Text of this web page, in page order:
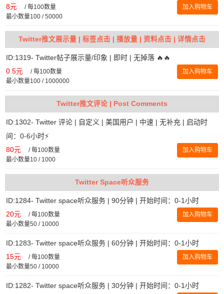
8元 /每100数量
最小数量100 / 50000
加入购物车
Twitter推文展示量 | 标签点击 | 播放量 | 资料点击 | 详情点击
ID:1319- Twitter帖子展示量/印象 | 即时 | 无掉落 🔥🔥
0.5元 /每100数量
最小数量100 / 1000000
加入购物车
Twitter推文评论 | Post Comments
ID:1302- Twitter 评论 | 自定义 | 美国用户 | 中速 | 无补充 | 启动时
间：0-6小时⚡️
80元 /每100数量
最小数量10 / 1000
加入购物车
Twitter Space听众服务
ID:1284- Twitter space听众服务 | 90分钟 | 开始时间：0-1小时
20元 /每100数量
最小数量50 / 10000
加入购物车
ID:1283- Twitter space听众服务 | 60分钟 | 开始时间：0-1小时
15元 /每100数量
最小数量50 / 10000
加入购物车
ID:1282- Twitter space听众服务 | 30分钟 | 开始时间：0-1小时